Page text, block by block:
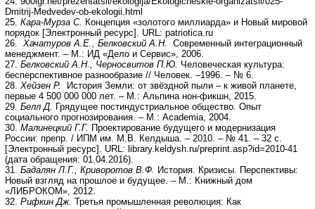
Dmitrij-Medvedev-ob-ekologii.html
25. Кара-Мурза С. Концепция «золотого миллиарда» и Новый мировой
порядок [Электронный ресурс]. URL: patriotica.ru
26. Хачатуров А.Е., Белковский А.Н.
Современный интеграционный
менеджмент. – М.: ИД «Дело и Сервис», 2006.
27. Белковский А.Н., Черносвитов П.Ю. Человеческая культура:
бесперспективное разнообразие // Человек. –1996. – № 6.
28. Хейзен Р.
История Земли: от звёздной пыли – к живой планете,
первые 4 500 000 000 лет. – М.: Альпина нон-фикшн, 2015.
29. Белл Д.
Грядущее постиндустриальное общество. Опыт
социального прогнозирования. – М.: Academia, 2004.
30. Малинецкий Г.Г. Проектирование будущего и модернизация
России: препр. / ИПМ им. М.В. Келдыша. – 2010. – № 41. – 32 с.
[Электронный ресурс]. URL: library.keldysh.ru/preprint.asp?id=2010-41
(дата обращения: 01.04.2016).
31. Бадалян Л.Г., Криворотов В.Ф.
История. Кризисы. Перспективы:
Новый взгляд на прошлое и будущее. – М.: Книжный дом
«ЛИБРОКОМ», 2012.
32. Рифкин Дж. Третья промышленная революция: Как